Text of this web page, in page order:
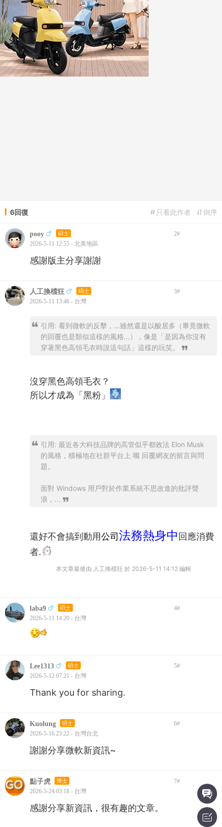
6回復 倒序
只看此作者
pooy 碩士 2#
2026-5-11 12:55 - 北美地區
感謝版主分享謝謝
人工換檔狂 碩士 3#
2026-5-11 13:46 - 台灣
引用: 看到微軟的反擊，...雖然還是以酸居多（畢竟微軟
的回覆也是類似這樣的風格...），像是「是因為你沒有
穿著黑色高領毛衣時說這句話」這樣的玩笑。
沒穿黑色高領毛衣？
所以才成為「黑粉」
引用: 最近各大科技品牌的高管似乎都效法 Elon Musk
的風格，積極地在社群平台上 嘴 回覆網友的留言與問
題。
面對 Windows 用戶對於作業系統不思改進的批評聲
浪，...
還好不會搞到動用公司法務熱身中 回應消費
者.
本文章最後由 人工換檔狂 於 2026-5-11 14:12 編輯
laba9 碩士 4#
2026-5-11 14:20 - 台灣
Lee1313 碩士 5#
2026-5-12 07:21 - 台灣
Thank you for sharing.
Kuolung 碩士 6#
2026-5-16 23:22 - 台灣台北
謝謝分享微軟新資訊~
點子虎 博士 7#
2026-5-24 03:18 - 台灣
感謝分享新資訊，很有趣的文章。